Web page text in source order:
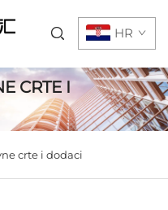
HR
CRTE I
crte i dodaci